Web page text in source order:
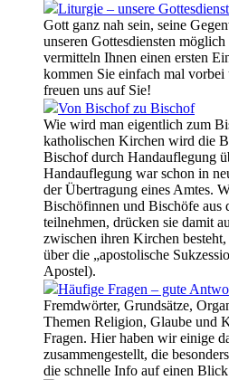
Liturgie – unsere
Gott ganz nah sein, seine
unseren Gottesdiensten
vermitteln Ihnen einen ersten
kommen Sie einfach mal
freuen uns auf Sie!
Von Bischof zu Bischof
Wie wird man eigentlich zum
katholischen Kirchen wird die
Bischof durch Handauflegung
Handauflegung war schon in
der Übertragung eines Amtes.
Bischöfinnen und Bischöfe aus
teilnehmen, drücken sie damit
zwischen ihren Kirchen
über die „apostolische
Apostel).
Häufige Fragen – gute
Fremdwörter, Grundsätze,
Themen Religion, Glaube und
Fragen. Hier haben wir einige
zusammengestellt, die
die schnelle Info auf einen